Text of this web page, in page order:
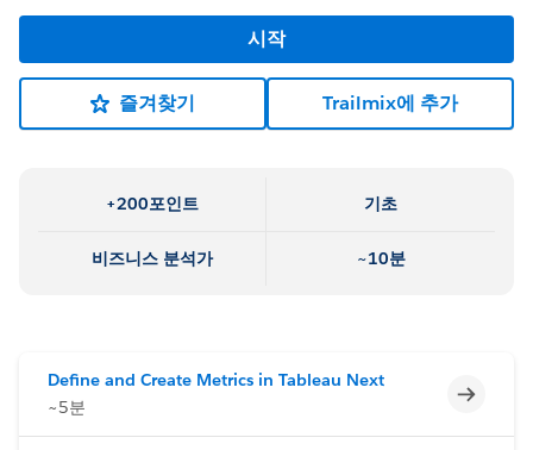
시작
즐겨찾기 Trailmix에 추가
+200포인트 기초
비즈니스 분석가 ~10분
Define and Create Metrics in Tableau Next
~5분
미완료